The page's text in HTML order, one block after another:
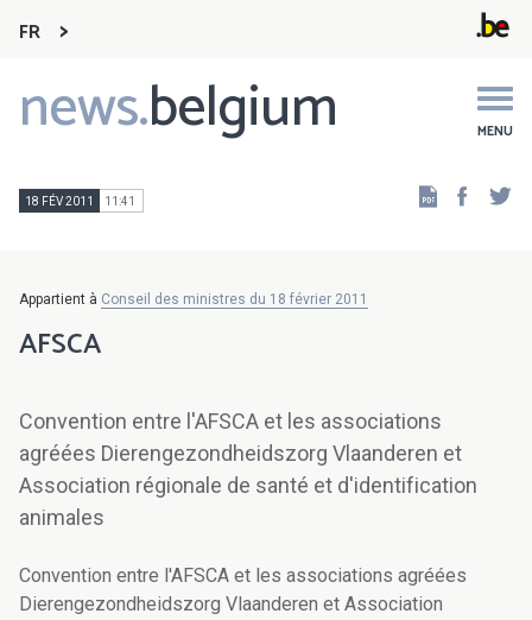
FR
news.belgium MENU
Main
navigation
18 FÉV 2011 11:41
Appartient à Conseil des ministres du 18 février 2011
AFSCA
Convention entre l'AFSCA et les associations
agréées Dierengezondheidszorg Vlaanderen et
Association régionale de santé et d'identification
animales
Convention entre l'AFSCA et les associations agréées
Dierengezondheidszorg Vlaanderen et Association